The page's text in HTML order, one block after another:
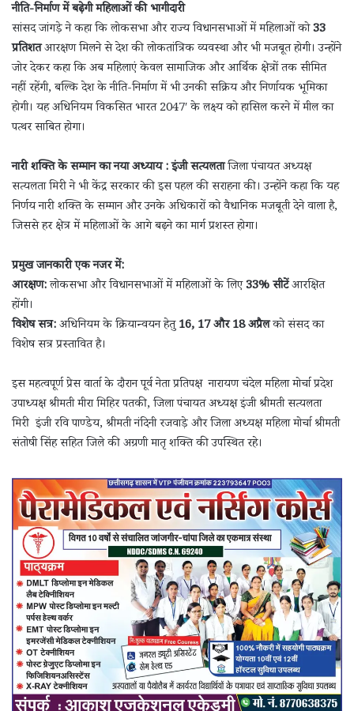
नीति-निर्माण में बढ़ेगी महिलाओं की भागीदारी
सांसद जांगड़े ने कहा कि लोकसभा और राज्य विधानसभाओं में महिलाओं को33
प्रतिशतआरक्षण मिलने से देश की लोकतांत्रिक व्यवस्था और भी मजबूत होगी। उन्होंने
जोर देकर कहा कि अब महिलाएं केवल सामाजिक और आर्थिक क्षेत्रों तक सीमित
नहीं रहेंगी, बल्कि देश के नीति-निर्माण में भी उनकी सक्रिय और निर्णायक भूमिका
होगी। यह अधिनियम विकसित भारत 2047′ के लक्ष्य को हासिल करने में मील का
पत्थर साबित होगा।
नारी शक्ति के सम्मान का नया अध्याय : इंजी सत्यलताजिला पंचायत अध्यक्ष
सत्यलता मिरी ने भी केंद्र सरकार की इस पहल की सराहना की। उन्होंने कहा कि यह
निर्णय नारी शक्ति के सम्मान और उनके अधिकारों को वैधानिक मजबूती देने वाला है,
जिससे हर क्षेत्र में महिलाओं के आगे बढ़ने का मार्ग प्रशस्त होगा।
प्रमुख जानकारी एक नजर में:
आरक्षण:लोकसभा और विधानसभाओं में महिलाओं के लिए33% सीटेंआरक्षित
होंगी।
विशेष सत्र:अधिनियम के क्रियान्वयन हेतु16, 17 और 18 अप्रैलको संसद का
विशेष सत्र प्रस्तावित है।
इस महत्वपूर्ण प्रेस वार्ता के दौरान पूर्व नेता प्रतिपक्ष नारायण चंदेल महिला मोर्चा प्रदेश
उपाध्यक्ष श्रीमती मीरा मिहिर पतकी, जिला पंचायत अध्यक्ष इंजी श्रीमती सत्यलता
मिरी इंजी रवि पाण्डेय, श्रीमती नंदिनी रजवाड़े और जिला अध्यक्ष महिला मोर्चा श्रीमती
संतोषी सिंह सहित जिले की अग्रणी मातृ शक्ति की उपस्थित रहे।